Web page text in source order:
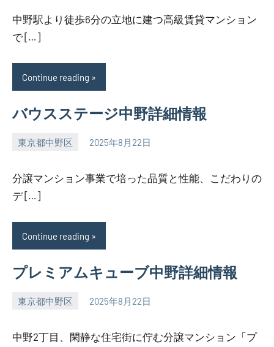
中野駅より徒歩6分の立地に建つ高級賃貸マンション
で […]
Continue reading
バウスステージ中野詳細情報
東京都中野区 2025年8月22日
SEZIMO
分譲マンション事業で培った品質と性能、こだわりの
デ […]
Continue reading
プレミアムキューブ中野詳細情報
東京都中野区 2025年8月22日
SEZIMO
中野2丁目、閑静な住宅街に佇む分譲マンション「プ